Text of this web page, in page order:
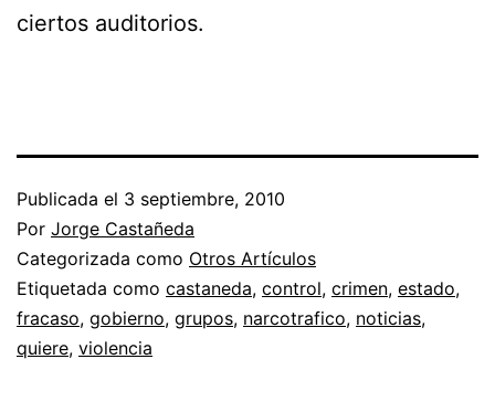
ciertos auditorios.
Publicada el 3 septiembre, 2010
Por Jorge Castañeda
Categorizada como Otros Artículos
Etiquetada como castaneda, control, crimen, estado,
fracaso, gobierno, grupos, narcotrafico, noticias,
quiere, violencia